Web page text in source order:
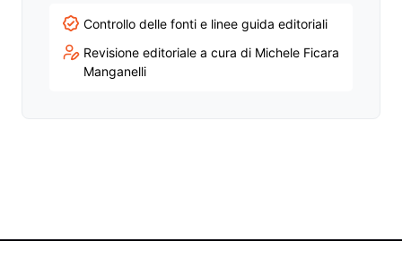
Controllo delle fonti e linee guida editoriali
Revisione editoriale a cura di Michele Ficara
Manganelli